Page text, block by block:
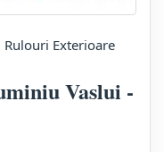
Exterioare
Vaslui -